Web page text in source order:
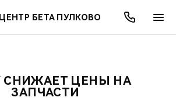
БЕТА ПУЛКОВО
МОДЕЛИ
ПОКУПАТЕЛЯМ
ВЛАДЕЛЬЦАМ
МИР CHERY
АКЦИИ
ОНЛАЙН СЕРВИСЫ
О КОМПАНИИ
СНИЖАЕТ ЦЕНЫ НА
ЗАПЧАСТИ